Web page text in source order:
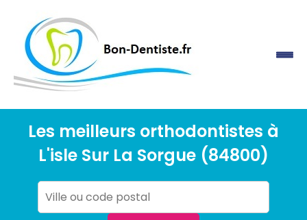
Les meilleurs orthodontistes à
L'isle Sur La Sorgue (84800)